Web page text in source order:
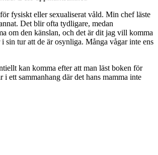
fysiskt eller sexualiserat våld. Min chef läste
Det blir ofta tydligare, medan
om den känslan, och det är dit jag vill komma
sin tur att de är osynliga. Många vågar inte ens
kan komma efter att man läst boken för
ett sammanhang där det hans mamma inte